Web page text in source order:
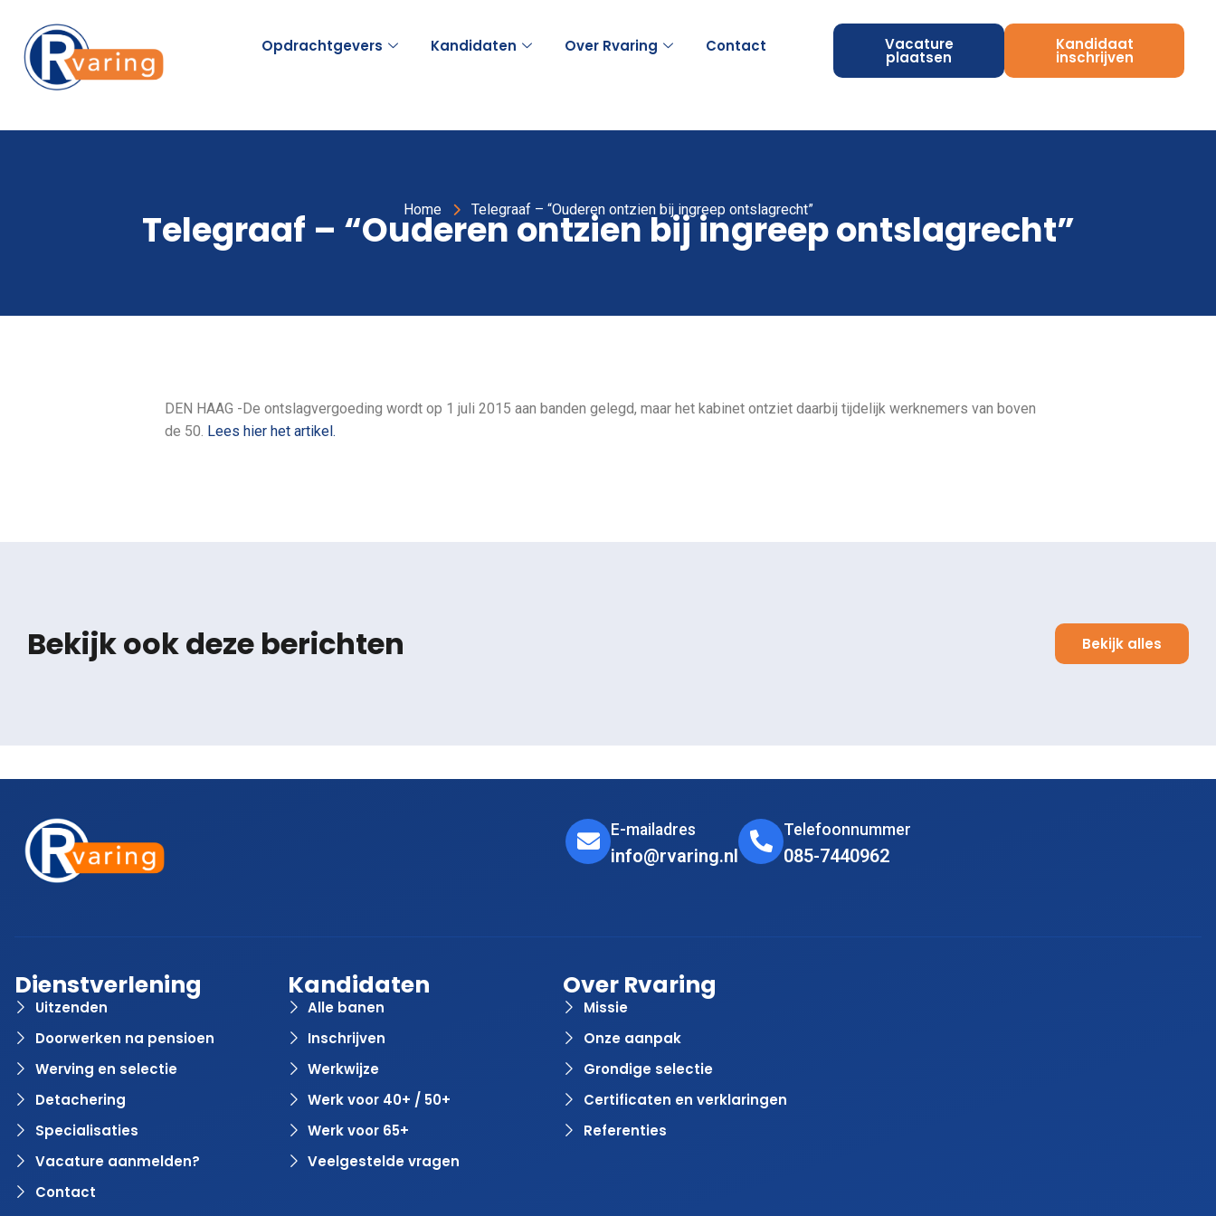
Opdrachtgevers Kandidaten Over Rvaring Contact Vacature
plaatsen
Kandidaat
inschrijven
Home Telegraaf – “Ouderen ontzien bij ingreep ontslagrecht”
Telegraaf – “Ouderen ontzien bij ingreep ontslagrecht”
DEN HAAG -De ontslagvergoeding wordt op 1 juli 2015 aan banden gelegd, maar het kabinet ontziet daarbij tijdelijk werknemers van boven
de 50. Lees hier het artikel.
Bekijk ook deze berichten Bekijk alles
E-mailadres
info@rvaring.nl
Telefoonnummer
085-7440962
Dienstverlening
Uitzenden
Doorwerken na pensioen
Werving en selectie
Detachering
Specialisaties
Vacature aanmelden?
Contact
Kandidaten
Alle banen
Inschrijven
Werkwijze
Werk voor 40+ / 50+
Werk voor 65+
Veelgestelde vragen
Over Rvaring
Missie
Onze aanpak
Grondige selectie
Certificaten en verklaringen
Referenties